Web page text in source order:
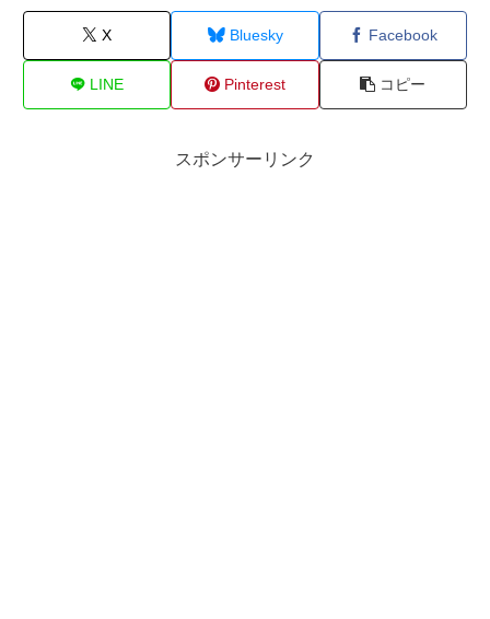
X Bluesky Facebook
LINE Pinterest コピー
スポンサーリンク